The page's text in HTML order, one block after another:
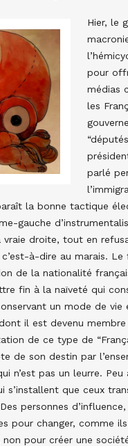
Hier, le
pour
médias
les
parlé
la bonne tactique
gauche
droite, tout en
à-dire au marais.
de la nationalité
fin à la naïveté qui
un mode de vie
il est devenu
de ce type de
de son destin par
n’est pas un leurre.
que ceux
personnes
pour changer, comme
non pour créer une